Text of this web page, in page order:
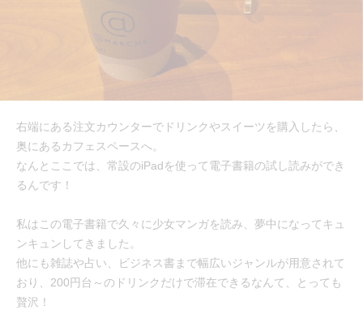
右端にある注文カウンターでドリンクやスイーツを購入したら、
奥にあるカフェスペースへ。
なんとここでは、常設のiPadを使って電子書籍の試し読みができ
るんです！
私はこの電子書籍で久々に少女マンガを読み、夢中になってキュ
ンキュンしてきました。
他にも雑誌や占い、ビジネス書まで幅広いジャンルが用意されて
おり、200円台～のドリンクだけで滞在できるなんて、とっても
贅沢！